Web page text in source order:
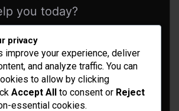
you today?
privacy
improve your experience, deliver
and analyze traffic. You can
to allow by clicking
Accept All to consent or Reject
essential cookies.